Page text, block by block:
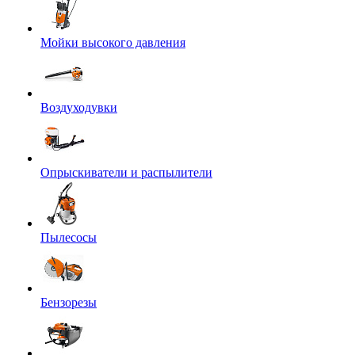
Мойки высокого давления
Воздуходувки
Опрыскиватели и распылители
Пылесосы
Бензорезы